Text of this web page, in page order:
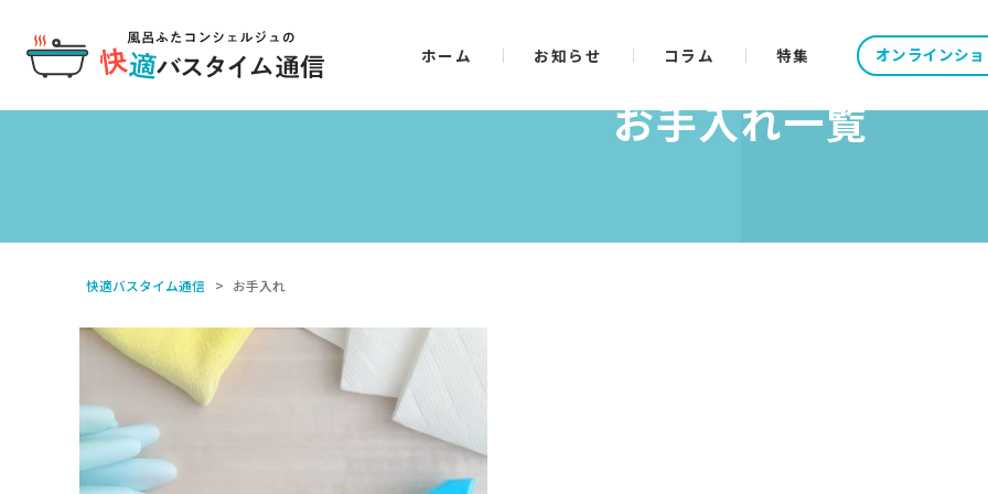
ホーム お知らせ コラム 特集 オンラインシ
お手入れ一覧
快適バスタイム通信 > お手入れ